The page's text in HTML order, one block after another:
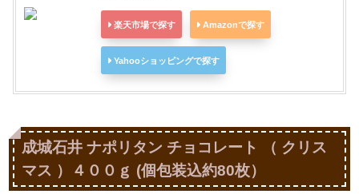
楽天市場で探す Amazonで探す
Yahooショッピングで探す
成城石井 ナポリタン チョコレート （ クリス
マス ）４００ｇ (個包装込約80枚）